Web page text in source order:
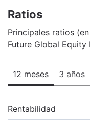
Ratios
Principales ratios
Future Global Equity
12 meses 3 años
Rentabilidad